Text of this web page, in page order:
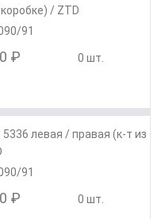
/ ZTD
91
₽ 0 шт.
левая / правая (к-т из
91
₽ 0 шт.